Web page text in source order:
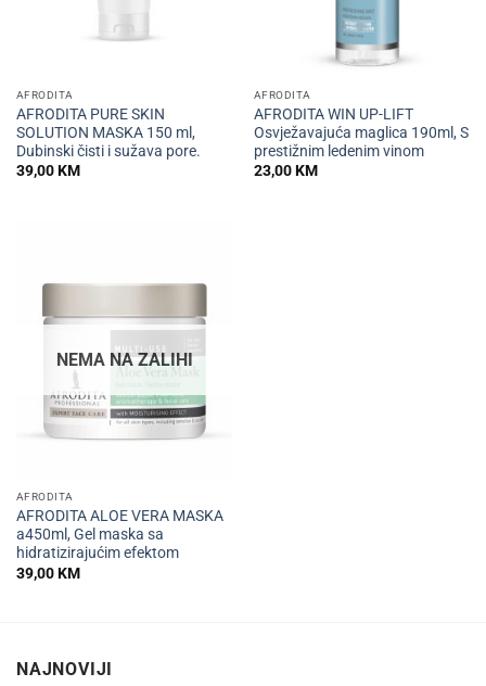
AFRODITA
AFRODITA PURE SKIN
SOLUTION MASKA 150 ml,
Dubinski čisti i sužava pore.
39,00KM
AFRODITA
AFRODITA WIN UP-LIFT
Osvježavajuća maglica 190ml, S
prestižnim ledenim vinom
23,00KM
NEMA NA ZALIHI
AFRODITA
AFRODITA ALOE VERA MASKA
a450ml, Gel maska sa
hidratizirajućim efektom
39,00KM
NAJNOVIJI